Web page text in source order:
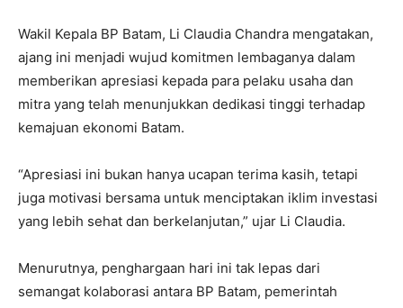
Wakil Kepala BP Batam, Li Claudia Chandra mengatakan,
ajang ini menjadi wujud komitmen lembaganya dalam
memberikan apresiasi kepada para pelaku usaha dan
mitra yang telah menunjukkan dedikasi tinggi terhadap
kemajuan ekonomi Batam.
“Apresiasi ini bukan hanya ucapan terima kasih, tetapi
juga motivasi bersama untuk menciptakan iklim investasi
yang lebih sehat dan berkelanjutan,” ujar Li Claudia.
Menurutnya, penghargaan hari ini tak lepas dari
semangat kolaborasi antara BP Batam, pemerintah